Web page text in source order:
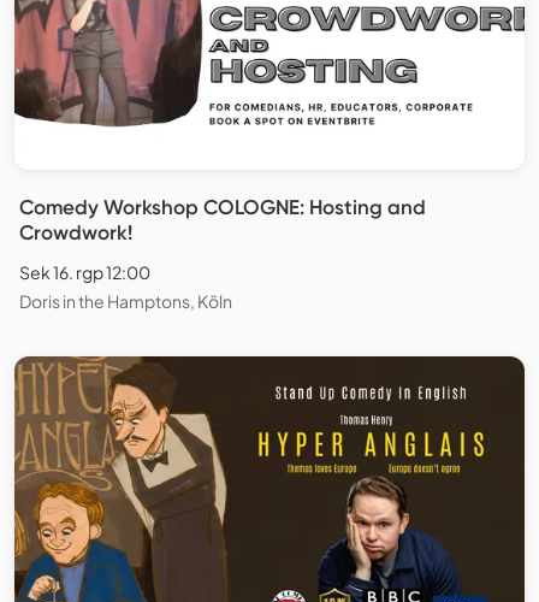
Comedy Workshop COLOGNE: Hosting and
Crowdwork!
Sek 16. rgp 12:00
Doris in the Hamptons, Köln